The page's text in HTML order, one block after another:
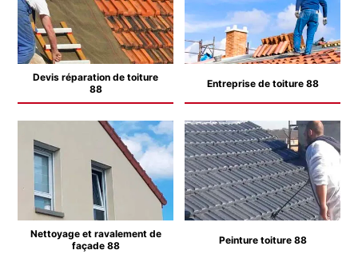
Devis réparation de toiture
88
Entreprise de toiture 88
Nettoyage et ravalement de
façade 88
Peinture toiture 88